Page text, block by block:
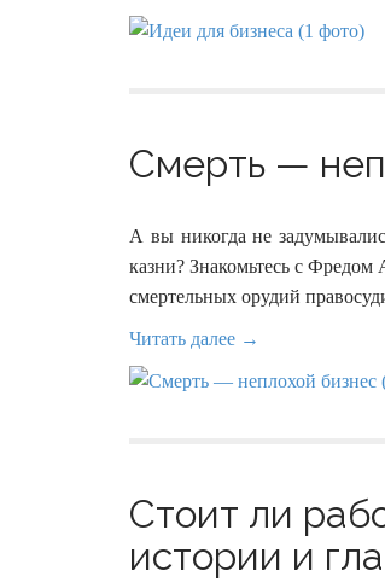
Смерть —
А вы никогда не
казни? Знакомьтесь с Фредом
смертельных орудий
Читать далее →
Стоит ли
истории и